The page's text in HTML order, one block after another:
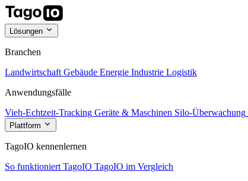
Lösungen
Branchen
Landwirtschaft Gebäude Energie Industrie Logistik
Anwendungsfälle
Vieh-Echtzeit-Tracking Geräte & Maschinen Silo-Überwachung
Plattform
TagoIO kennenlernen
So funktioniert TagoIO TagoIO im Vergleich